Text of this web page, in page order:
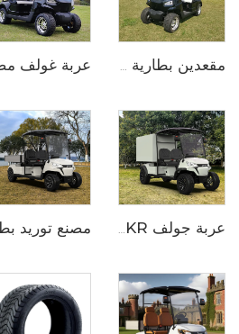
عربة جولف LS2043KR الخدمية الكهربائية للفنادق ذات الدفع الرباعي